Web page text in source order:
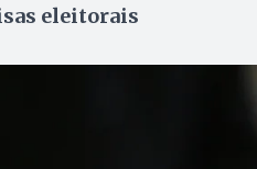
eleitorais